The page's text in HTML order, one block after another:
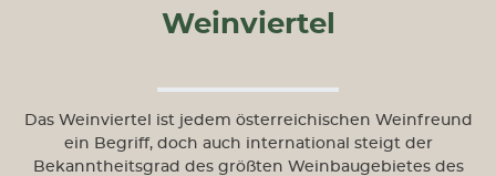
Weinviertel
Das Weinviertel ist jedem österreichischen Weinfreund
ein Begriff, doch auch international steigt der
Bekanntheitsgrad des größten Weinbaugebietes des